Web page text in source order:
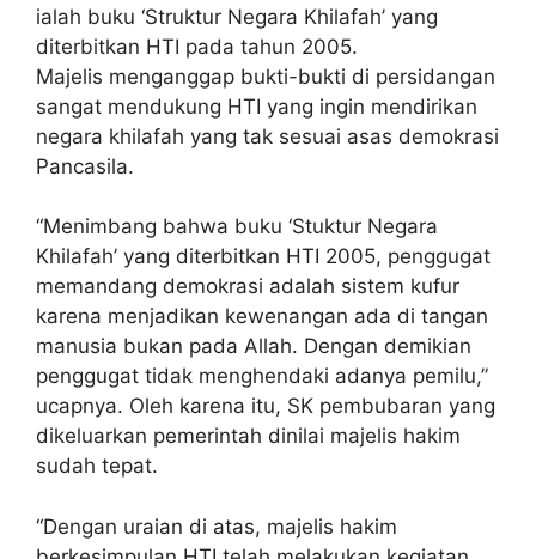
ialah buku ‘Struktur Negara Khilafah’ yang
diterbitkan HTI pada tahun 2005.
Majelis menganggap bukti-bukti di persidangan
sangat mendukung HTI yang ingin mendirikan
negara khilafah yang tak sesuai asas demokrasi
Pancasila.
“Menimbang bahwa buku ‘Stuktur Negara
Khilafah’ yang diterbitkan HTI 2005, penggugat
memandang demokrasi adalah sistem kufur
karena menjadikan kewenangan ada di tangan
manusia bukan pada Allah. Dengan demikian
penggugat tidak menghendaki adanya pemilu,”
ucapnya. Oleh karena itu, SK pembubaran yang
dikeluarkan pemerintah dinilai majelis hakim
sudah tepat.
“Dengan uraian di atas, majelis hakim